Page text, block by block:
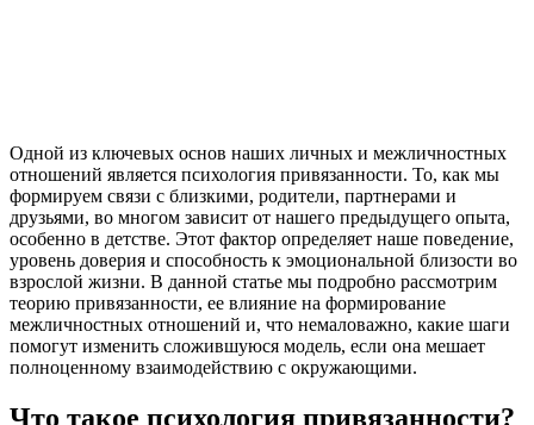
Одной из ключевых основ наших личных и межличностных
отношений является психология привязанности. То, как мы
формируем связи с близкими, родители, партнерами и
друзьями, во многом зависит от нашего предыдущего опыта,
особенно в детстве. Этот фактор определяет наше поведение,
уровень доверия и способность к эмоциональной близости во
взрослой жизни. В данной статье мы подробно рассмотрим
теорию привязанности, ее влияние на формирование
межличностных отношений и, что немаловажно, какие шаги
помогут изменить сложившуюся модель, если она мешает
полноценному взаимодействию с окружающими.
Что такое психология привязанности?